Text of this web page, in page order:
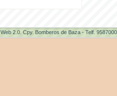
Web 2.0 . Cpy. Bomberos de Baza - Telf.